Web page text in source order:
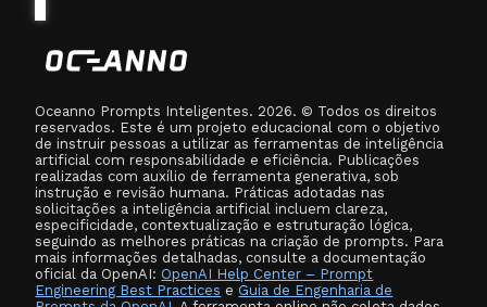
Oceanno Prompts Inteligentes. 2026. © Todos os direitos
reservados. Este é um projeto educacional com o objetivo
de instruir pessoas a utilizar as ferramentas de inteligência
artificial com responsabilidade e eficiência. Publicações
realizadas com auxílio de ferramenta generativa, sob
instrução e revisão humana. Práticas adotadas nas
solicitações a inteligência artificial incluem clareza,
especificidade, contextualização e estruturação lógica,
seguindo as melhores práticas na criação de prompts. Para
mais informações detalhadas, consulte a documentação
oficial da OpenAI: OpenAI Help Center – Prompt
Engineering Best Practices e Guia de Engenharia de